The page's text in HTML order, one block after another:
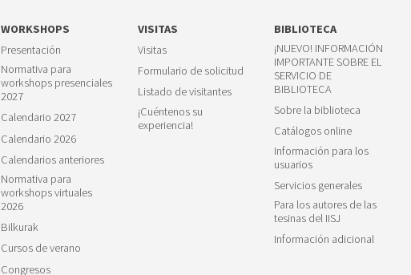
WORKSHOPS
Presentación
Normativa para
workshops presenciales
2027
Calendario 2027
Calendario 2026
Calendarios anteriores
Normativa para
workshops virtuales
2026
Bilkurak
Cursos de verano
Congresos
VISITAS
Visitas
Formulario de solicitud
Listado de visitantes
¡Cuéntenos su
experiencia!
BIBLIOTECA
¡NUEVO! INFORMACIÓN
IMPORTANTE SOBRE EL
SERVICIO DE
BIBLIOTECA
Sobre la biblioteca
Catálogos online
Información para los
usuarios
Servicios generales
Para los autores de las
tesinas del IISJ
Información adicional